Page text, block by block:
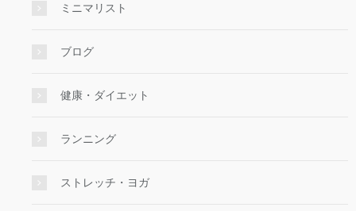
ミニマリスト
ブログ
健康・ダイエット
ランニング
ストレッチ・ヨガ